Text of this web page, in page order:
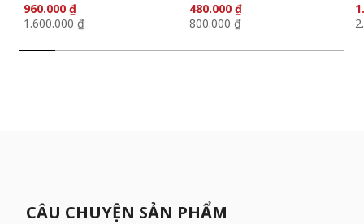
960.000 ₫
1.600.000 ₫
480.000 ₫
800.000 ₫
CÂU CHUYỆN SẢN PHẨM